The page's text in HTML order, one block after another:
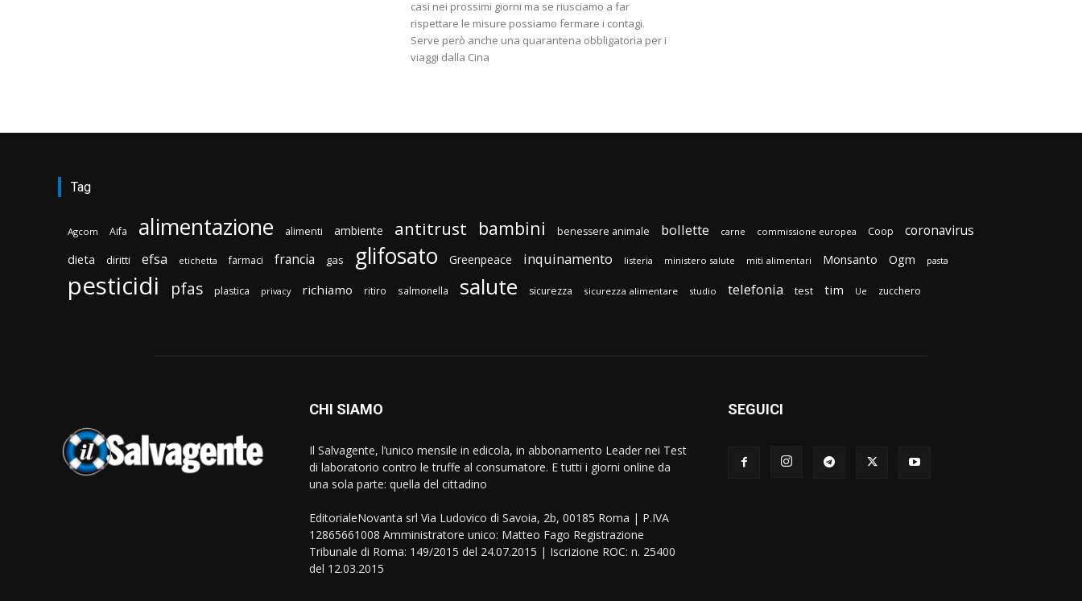
casi nei prossimi giorni ma se riusciamo a far
rispettare le misure possiamo fermare i contagi.
Serve però anche una quarantena obbligatoria per i
viaggi dalla Cina
Tag
Agcom Aifa alimentazione alimenti ambiente antitrust bambini benessere animale bollette carne commissione europea Coop coronavirus
dieta diritti efsa etichetta farmaci francia gas glifosato Greenpeace inquinamento listeria ministero salute miti alimentari Monsanto Ogm pasta
pesticidi pfas plastica privacy richiamo ritiro salmonella salute sicurezza sicurezza alimentare studio telefonia test tim Ue zucchero
CHI SIAMO
Il Salvagente, l’unico mensile in edicola, in abbonamento Leader nei Test
di laboratorio contro le truffe al consumatore. E tutti i giorni online da
una sola parte: quella del cittadino
EditorialeNovanta srl Via Ludovico di Savoia, 2b, 00185 Roma | P.IVA
12865661008 Amministratore unico: Matteo Fago Registrazione
Tribunale di Roma: 149/2015 del 24.07.2015 | Iscrizione ROC: n. 25400
del 12.03.2015
SEGUICI